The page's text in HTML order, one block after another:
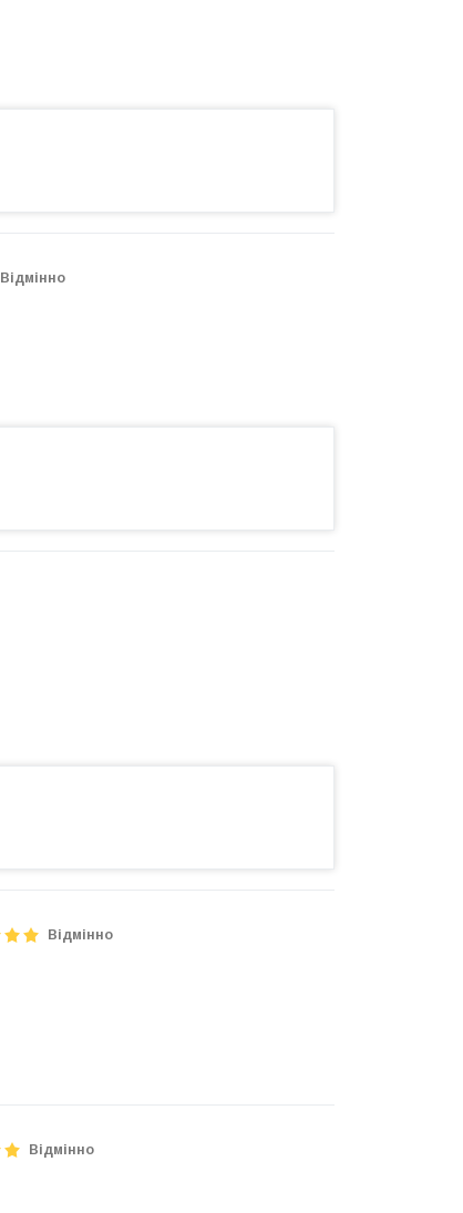
Відмінно
Відмінно
Відмінно